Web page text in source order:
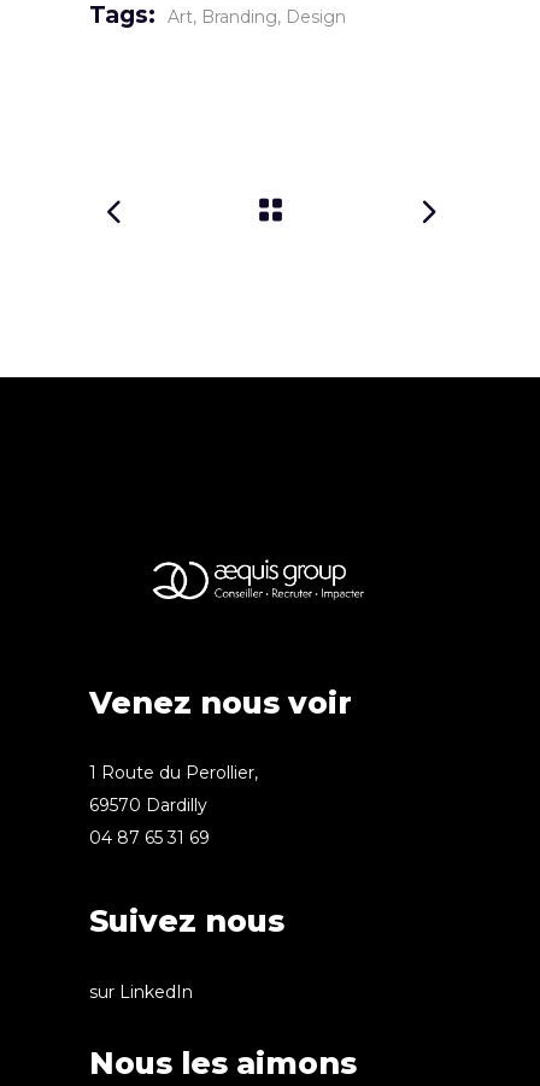
Tags: Art Branding Design
Venez nous voir
1 Route du Perollier,
69570 Dardilly
04 87 65 31 69
Suivez nous
sur LinkedIn
Nous les aimons